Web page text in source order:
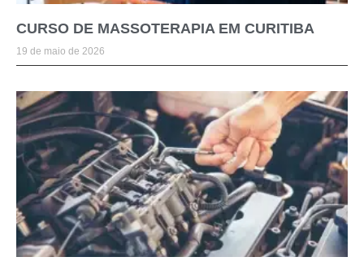
CURSO DE MASSOTERAPIA EM CURITIBA
19 de maio de 2026